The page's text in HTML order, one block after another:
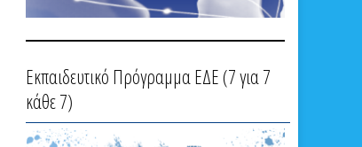
Εκπαιδευτικό Πρόγραμμα ΕΔΕ (7 για 7
κάθε 7)